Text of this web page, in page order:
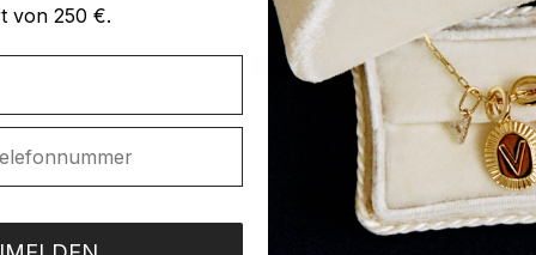
BACK IN STOCK BESTSELLER
von 250 €.